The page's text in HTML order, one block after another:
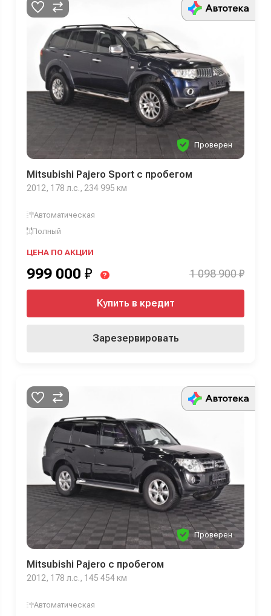
Проверен
Mitsubishi Pajero Sport с пробегом
2012, 178 л.с., 234 995 км
Автоматическая
Полный
ЦЕНА ПО АКЦИИ
999 000 ₽ ? 1 098 900 ₽
Купить в кредит
Зарезервировать
Проверен
Mitsubishi Pajero с пробегом
2012, 178 л.с., 145 454 км
Автоматическая